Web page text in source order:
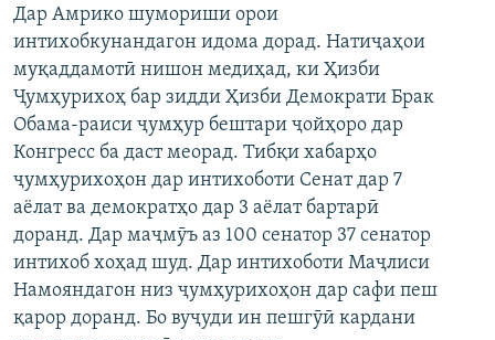
ҷусторФАРҲАНГ
МЕҲМОНИ ОЗОДӢ
ВАРЗИШ
НАЗАРИ МАРДУМ
БЛОГИСТОН
ОЗОДӢ ОНЛАЙН
ЧАНДРАСОНАӢ
ВИДЕО
НИГОРИСТОН
РӮЙХАТҲО
КИТОБҲОИ ОЗОДӢ
Русский
ПАЙГИРӢ КУНЕД
Дар Амрико шумориши орои
интихобкунандагон идома дорад. Натиҷаҳои
муқаддамотӣ нишон медиҳад, ки Ҳизби
Ҷумҳурихоҳ бар зидди Ҳизби Демократи Брак
Обама-раиси ҷумҳур бештари ҷойҳоро дар
Конгресс ба даст меорад. Тибқи хабарҳо
ҷумҳурихоҳон дар интихоботи Сенат дар 7
аёлат ва демократҳо дар 3 аёлат бартарӣ
доранд. Дар маҷмӯъ аз 100 сенатор 37 сенатор
интихоб хоҳад шуд. Дар интихоботи Маҷлиси
Намояндагон низ ҷумҳурихоҳон дар сафи пеш
қарор доранд. Бо вуҷуди ин пешгӯӣ кардани